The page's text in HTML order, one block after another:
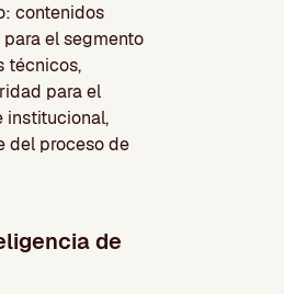
contenidos
el segmento
técnicos,
para el
institucional,
del proceso de
de